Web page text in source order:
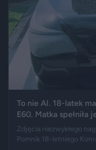
To nie AI. 18-latek
E60. Matka spełniła
Zdjęcia niezwykłego
Pomnik 18-letniego